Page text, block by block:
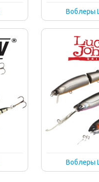
Воблеры
Воблеры